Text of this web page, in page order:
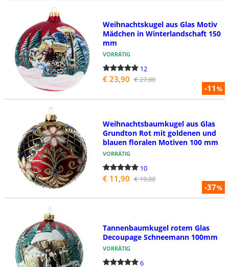
-11%
Weihnachtskugel aus Glas Motiv
Mädchen in Winterlandschaft 150
mm
VORRÄTIG
12
€ 23,90 € 27,00
-37%
Weihnachtsbaumkugel aus Glas
Grundton Rot mit goldenen und
blauen floralen Motiven 100 mm
VORRÄTIG
10
€ 11,90 € 19,00
Tannenbaumkugel rotem Glas
Decoupage Schneemann 100mm
VORRÄTIG
6